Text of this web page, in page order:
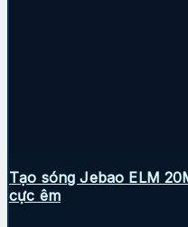
Tạo sóng Jebao ELM
cực êm